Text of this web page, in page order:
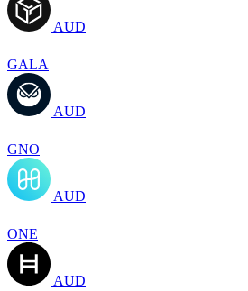
AUD
GALA
AUD
GNO
AUD
ONE
AUD